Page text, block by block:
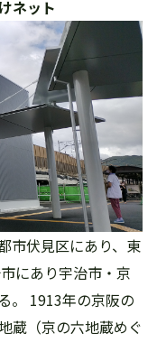
ネット
市伏見区にあり、東
にあり宇治市・京
。 1913年の京阪の
蔵（京の六地蔵めぐ